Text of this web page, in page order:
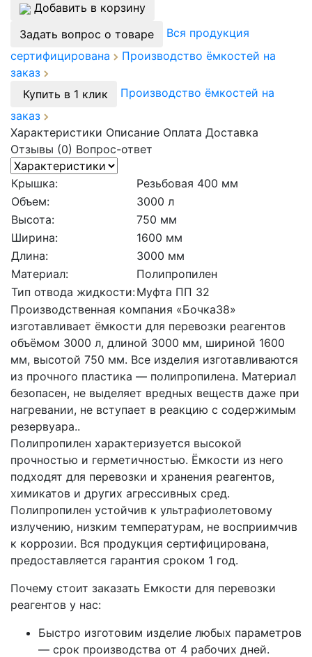
Добавить в корзину
Задать вопрос о товаре
Вся продукция
сертифицирована
Производство ёмкостей на
заказ
Купить в 1 клик
Производство ёмкостей на
заказ
Характеристики Описание Оплата Доставка
Отзывы (0) Вопрос-ответ
Крышка:
Резьбовая 400 мм
Объем:
3000 л
Высота:
750 мм
Ширина:
1600 мм
Длина:
3000 мм
Материал:
Полипропилен
Тип отвода жидкости:Муфта ПП 32
Производственная компания «Бочка38»
изготавливает ёмкости для перевозки реагентов
объёмом 3000 л, длиной 3000 мм, шириной 1600
мм, высотой 750 мм. Все изделия изготавливаются
из прочного пластика — полипропилена. Материал
безопасен, не выделяет вредных веществ даже при
нагревании, не вступает в реакцию с содержимым
резервуара..
Полипропилен характеризуется высокой
прочностью и герметичностью. Ёмкости из него
подходят для перевозки и хранения реагентов,
химикатов и других агрессивных сред.
Полипропилен устойчив к ультрафиолетовому
излучению, низким температурам, не восприимчив
к коррозии. Вся продукция сертифицирована,
предоставляется гарантия сроком 1 год.
Почему стоит заказать Емкости для перевозки
реагентов у нас:
Быстро изготовим изделие любых параметров
— срок производства от 4 рабочих дней.